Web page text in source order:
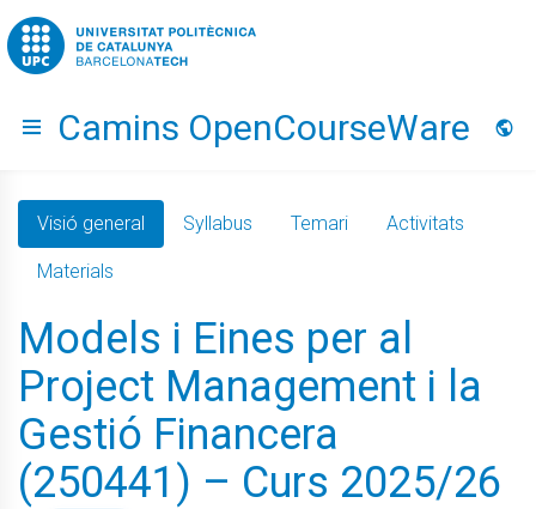
Go to upc.edu
Hide menu
Camins OpenCourseWare
Visió general Syllabus Temari Activitats
Materials
Models i Eines per al
Project Management i la
Gestió Financera
(250441) – Curs 2025/26